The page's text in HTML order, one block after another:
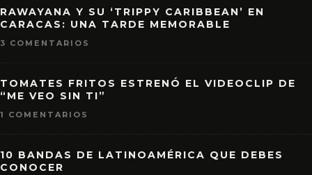
RAWAYANA Y SU ‘TRIPPY CARIBBEAN’ EN
CARACAS: UNA TARDE MEMORABLE
3 COMENTARIOS
TOMATES FRITOS ESTRENÓ EL VIDEOCLIP DE
“ME VEO SIN TI”
1 COMENTARIOS
10 BANDAS DE LATINOAMÉRICA QUE DEBES
CONOCER